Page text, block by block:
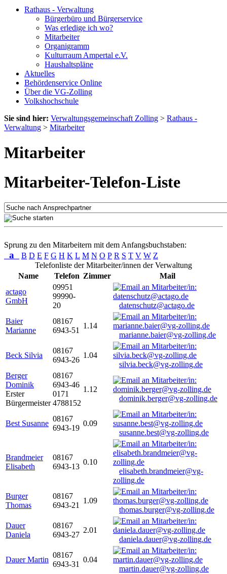
Rathaus - Verwaltung
Bürgerbüro und Bürgerservice
Was erledige ich wo?
Mitarbeiter
Organigramm
Kulturraum Ampertal e.V.
Haushaltspläne
Aktuelles
Behördenservice Online
Über die VG-Zolling
Volkshochschule
Sie sind hier: Verwaltungsgemeinschaft Zolling > Rathaus -
Verwaltung > Mitarbeiter
Mitarbeiter
Mitarbeiter-Telefon-Liste
Sprung zu den Mitarbeitern mit dem Anfangsbuchstaben:
a B D E F G H K L M N O P R S T V W Z
Telefonliste der Mitarbeiter/innen der Verwaltung
Name
Telefon Zimmer
Mail
actago
GmbH
09951
99990-
20
datenschutz@actago.de
Baier
Marianne
08167
6943-51
1.14
marianne.baier@vg-zolling.de
Beck Silvia
08167
6943-26
1.04
silvia.beck@vg-zolling.de
Berger
Dominik
Erster
Bürgermeister
08167
6943-46
0171
4788152
1.12
dominik.berger@vg-zolling.de
Best Susanne
08167
6943-19
0.09
susanne.best@vg-zolling.de
Brandmeier
Elisabeth
08167
6943-13
0.10
elisabeth.brandmeier@vg-
zolling.de
Burger
Thomas
08167
6943-21
1.09
thomas.burger@vg-zolling.de
Dauer
Daniela
08167
6943-27
2.01
daniela.dauer@vg-zolling.de
Dauer Martin
08167
6943-31
0.04
martin.dauer@vg-zolling.de